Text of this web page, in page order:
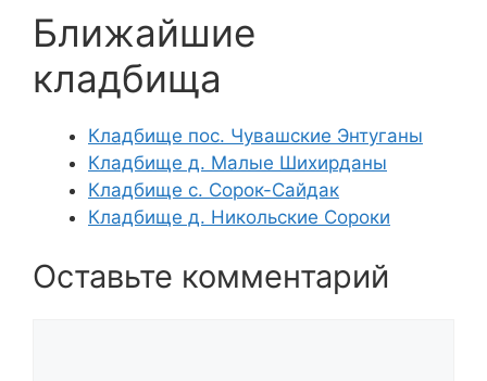
Ближайшие
кладбища
Кладбище пос. Чувашские Энтуганы
Кладбище д. Малые Шихирданы
Кладбище с. Сорок-Сайдак
Кладбище д. Никольские Сороки
Оставьте комментарий